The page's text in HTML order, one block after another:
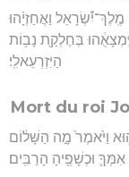
מֶֽלֶךְ־יִ֠שְׂרָאֵל וַאֲחַזְיָ֨הוּ
בְּחֶלְקַ֖ת נָב֥וֹת
הַיִּזְרְעֵאלִֽי׃
Mort du roi
וַיֹּ֙אמֶר֙ מָ֣ה הַשָּׁל֔וֹם
אִמְּךָ֛ וּכְשָׁפֶ֖יהָ הָרַבִּֽים׃